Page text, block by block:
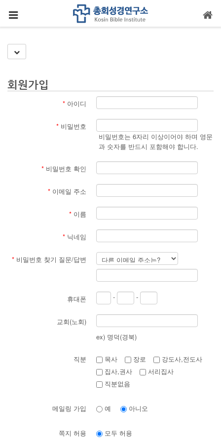
Toggle Dropdown
회원가입
* 아이디
* 비밀번호
비밀번호는 6자리 이상이어야 하며 영문
과 숫자를 반드시 포함해야 합니다.
* 비밀번호 확인
* 이메일 주소
* 이름
* 닉네임
* 비밀번호 찾기 질문/답변
휴대폰 - -
교회(노회)
ex) 명덕(경북)
직분 목사 장로
강도사,전도사
집사,권사
서리집사
직분없음
메일링 가입 예 아니오
쪽지 허용
모두 허용